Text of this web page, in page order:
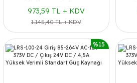
973,59 TL + KDV
1.145,40 TL + KDV
%15